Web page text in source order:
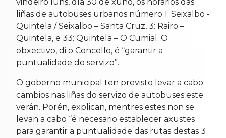
liñas de autobuses urbanos número 1: Seixalbo -
Quintela / Seixalbo – Santa Cruz, 3: Rairo –
Quintela, e 33: Quintela – O Cumial. O
obxectivo, di o Concello, é “garantir a
puntualidade do servizo”.
O goberno municipal ten previsto levar a cabo
cambios nas liñas do servizo de autobuses este
verán. Porén, explican, mentres estes non se
levan a cabo “é necesario establecer axustes
para garantir a puntualidade das rutas destas 3